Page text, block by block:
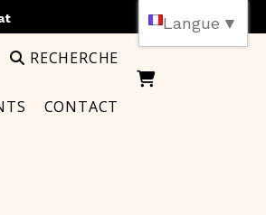
RECHERCHE
CONTACT
Langue ▼